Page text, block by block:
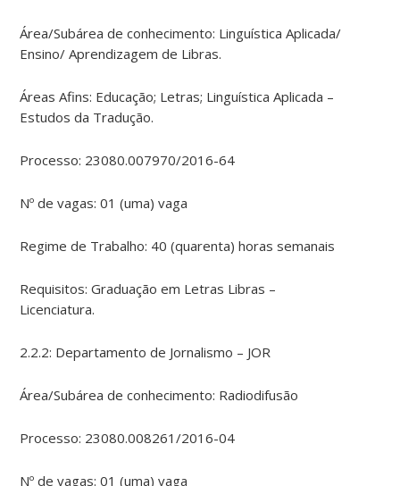
Área/Subárea de conhecimento: Linguística Aplicada/
Ensino/ Aprendizagem de Libras.
Áreas Afins: Educação; Letras; Linguística Aplicada –
Estudos da Tradução.
Processo: 23080.007970/2016-64
Nº de vagas: 01 (uma) vaga
Regime de Trabalho: 40 (quarenta) horas semanais
Requisitos: Graduação em Letras Libras –
Licenciatura.
2.2.2: Departamento de Jornalismo – JOR
Área/Subárea de conhecimento: Radiodifusão
Processo: 23080.008261/2016-04
Nº de vagas: 01 (uma) vaga